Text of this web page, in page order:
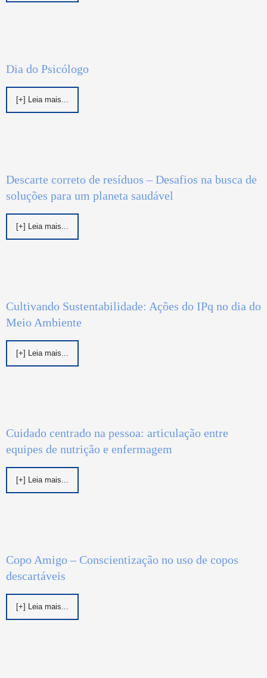
Dia do Psicólogo
[+] Leia mais...
Descarte correto de resíduos – Desafios na busca de
soluções para um planeta saudável
[+] Leia mais...
Cultivando Sustentabilidade: Ações do IPq no dia do
Meio Ambiente
[+] Leia mais...
Cuidado centrado na pessoa: articulação entre
equipes de nutrição e enfermagem
[+] Leia mais...
Copo Amigo – Conscientização no uso de copos
descartáveis
[+] Leia mais...